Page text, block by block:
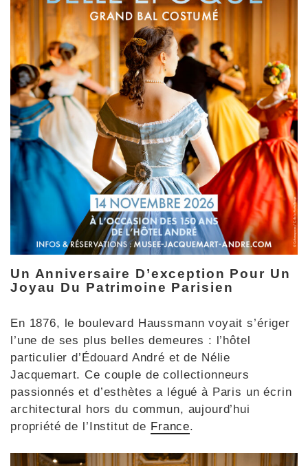
Un Anniversaire D’exception Pour Un
Joyau Du Patrimoine Parisien
En 1876, le boulevard Haussmann voyait s’ériger
l’une de ses plus belles demeures : l’hôtel
particulier d’Édouard André et de Nélie
Jacquemart. Ce couple de collectionneurs
passionnés et d’esthètes a légué à Paris un écrin
architectural hors du commun, aujourd’hui
propriété de l’Institut de France.